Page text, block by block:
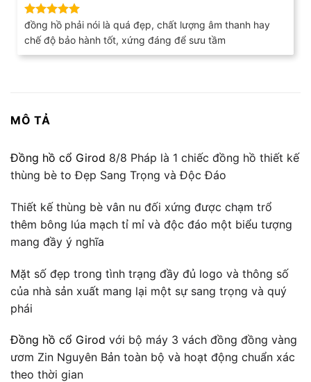
Được xếp
hạng5 5
sao
đồng hồ phải nói là quá đẹp, chất lượng âm thanh hay
chế độ bảo hành tốt, xứng đáng để sưu tầm
MÔ TẢ
Đồng hồ cổ Girod 8/8 Pháp là 1 chiếc đồng hồ thiết kế
thùng bè to Đẹp Sang Trọng và Độc Đáo
Thiết kế thùng bè vân nu đối xứng được chạm trổ
thêm bông lúa mạch tỉ mỉ và độc đáo một biểu tượng
mang đầy ý nghĩa
Mặt số đẹp trong tình trạng đầy đủ logo và thông số
của nhà sản xuất mang lại một sự sang trọng và quý
phái
Đồng hồ cổ Girod với bộ máy 3 vách đồng đồng vàng
ươm Zin Nguyên Bản toàn bộ và hoạt động chuẩn xác
theo thời gian